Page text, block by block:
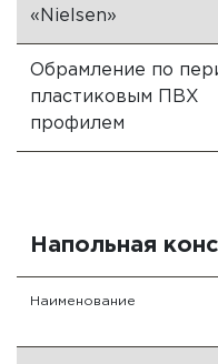
«Nielsen»
Обрамление по
пластиковым ПВХ
профилем
Напольная
Наименование